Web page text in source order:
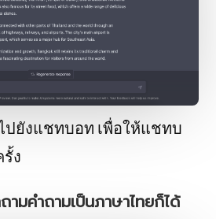
ปยังแชทบอท เพื่อให้แชทบ
ง
มคำถามเป็นภาษาไทยก็ได้